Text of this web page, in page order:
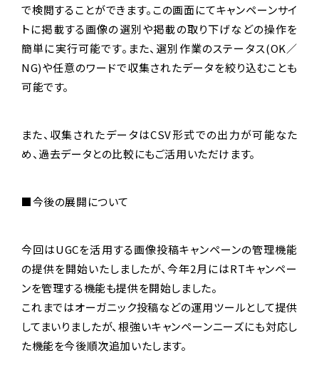
で検閲することができます。この画面にてキャンペーンサイ
トに掲載する画像の選別や掲載の取り下げなどの操作を
簡単に実行可能です。また、選別作業のステータス(OK／
NG)や任意のワードで収集されたデータを絞り込むことも
可能です。
また、収集されたデータはCSV形式での出力が可能なた
め、過去データとの比較にもご活用いただけます。
■今後の展開について
今回はUGCを活用する画像投稿キャンペーンの管理機能
の提供を開始いたしましたが、今年2月にはRTキャンペー
ンを管理する機能も提供を開始しました。
これまではオーガニック投稿などの運用ツールとして提供
してまいりましたが、根強いキャンペーンニーズにも対応し
た機能を今後順次追加いたします。